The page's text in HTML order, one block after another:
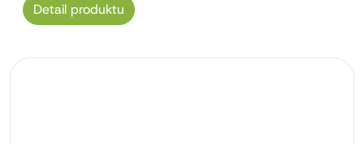
Detail produktu